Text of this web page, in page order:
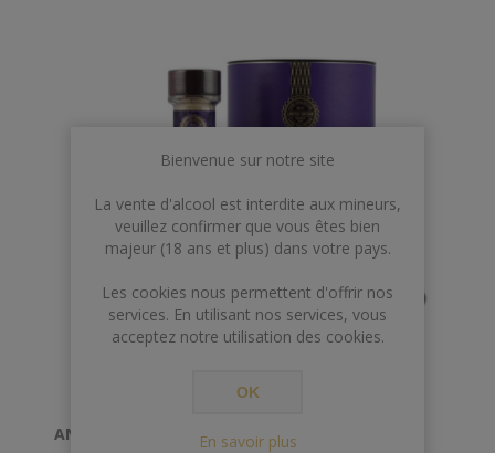
ANGOSTURA 70 CL 40° 16YO N°1
Bienvenue sur notre site
La vente d'alcool est interdite aux mineurs,
veuillez confirmer que vous êtes bien
majeur (18 ans et plus) dans votre pays.
Les cookies nous permettent d'offrir nos
services. En utilisant nos services, vous
acceptez notre utilisation des cookies.
OK
En savoir plus